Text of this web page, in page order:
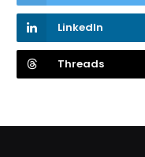
LinkedIn
Threads